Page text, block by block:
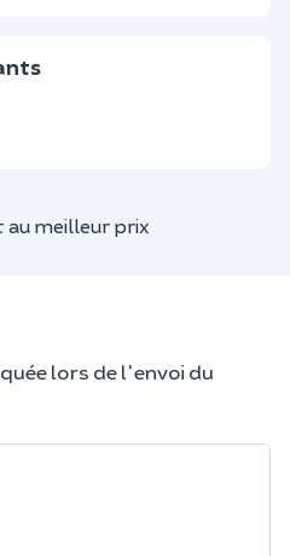
au meilleur prix
lors de l'envoi du